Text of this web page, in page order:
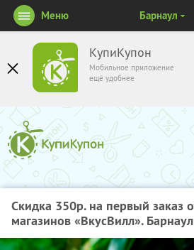
КупиКупон
Мобильное приложение
ещё удобнее
Меню Барнаул
Скидка 350р. на первый заказ
магазинов «ВкусВилл». Барнаул